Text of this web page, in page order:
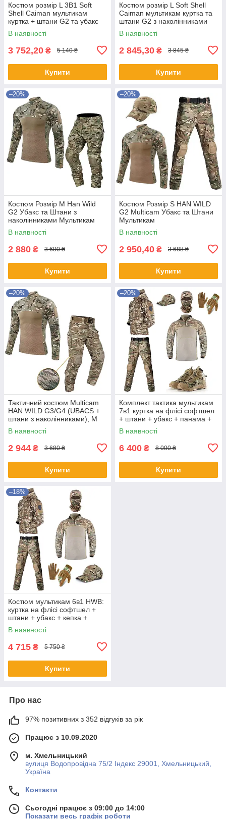
Костюм розмір L 3В1 Soft
Shell Caiman мультикам
куртка + штани G2 та убакс
G4
В наявності
3 752,20 ₴ 5 140 ₴
Купити
Костюм розмір L Soft Shell
Caiman мультикам куртка та
штани G2 з наколінниками
В наявності
2 845,30 ₴ 3 845 ₴
Купити
–20%
Коcтюм Розмір М Han Wild
G2 Убакс та Штани з
наколінниками Мультикам
В наявності
2 880 ₴ 3 600 ₴
Купити
–20%
Костюм Розмір S HAN WILD
G2 Multicam Убакс та Штани
Мультикам
В наявності
2 950,40 ₴ 3 688 ₴
Купити
–20%
Тактичний костюм Multicam
HAN WILD G3/G4 (UBACS +
штани з наколінниками), M
В наявності
2 944 ₴ 3 680 ₴
Купити
–20%
Комплект тактика мультикам
7в1 куртка на флісі софтшел
+ штани + убакс + панама +
балаклава + рукавички +
черевики розмір M
В наявності
6 400 ₴ 8 000 ₴
Купити
–18%
Костюм мультикам 6в1 HWB:
куртка на флісі софтшел +
штани + убакс + кепка +
балаклава + рукавички
розмір М
В наявності
4 715 ₴ 5 750 ₴
Купити
Про нас
97% позитивних з 352 відгуків за рік
Працює з 10.09.2020
м. Хмельницький
вулиця Водопровідна 75/2 Індекс 29001, Хмельницький,
Україна
Контакти
Сьогодні працює з 09:00 до 14:00
Показати весь графік роботи